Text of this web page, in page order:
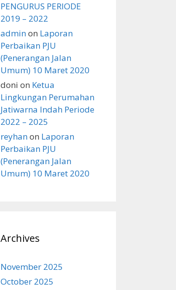
PENGURUS PERIODE
2019 – 2022
adminon Laporan
Perbaikan PJU
(Penerangan Jalan
Umum) 10 Maret 2020
doni on Ketua
Lingkungan Perumahan
Jatiwarna Indah Periode
2022 – 2025
reyhanon Laporan
Perbaikan PJU
(Penerangan Jalan
Umum) 10 Maret 2020
Archives
November 2025
October 2025